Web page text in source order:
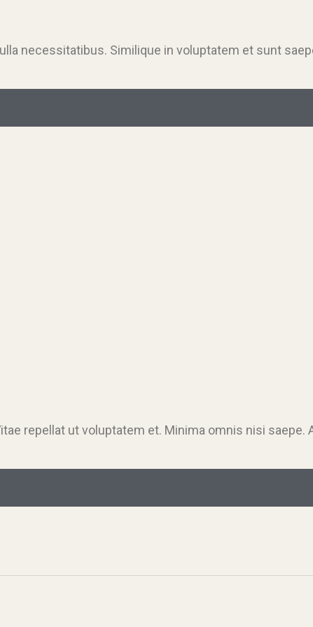
necessitatibus. Similique in voluptatem et sunt
repellat ut voluptatem et. Minima omnis nisi saepe.